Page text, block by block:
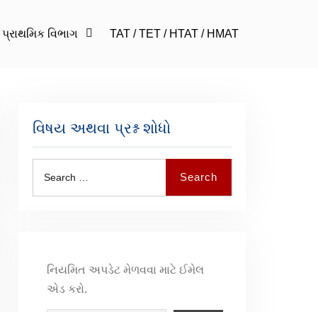
પ્રાથમિક વિભાગ TAT / TET / HTAT / HMAT
વિષય અથવા પ્રશ્ન શોધો
Search
નિયમિત અપડેટ મેળવવા માટે ઈમેલ
એડ કરો.